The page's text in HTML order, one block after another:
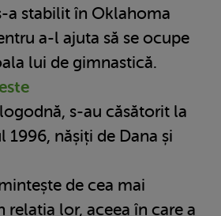
a stabilit în Oklahoma
a-l ajuta să se ocupe
lui de gimnastică.
s-au căsătorit la
1996, nășiți de Dana și
de cea mai
lor, aceea în care a